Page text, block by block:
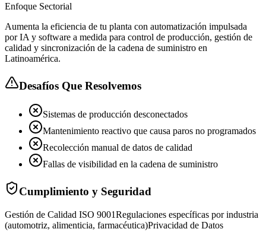
Enfoque Sectorial
Aumenta la eficiencia de tu planta con automatización impulsada
por IA y software a medida para control de producción, gestión de
calidad y sincronización de la cadena de suministro en
Latinoamérica.
Desafíos Que Resolvemos
Sistemas de producción desconectados
Mantenimiento reactivo que causa paros no programados
Recolección manual de datos de calidad
Fallas de visibilidad en la cadena de suministro
Cumplimiento y Seguridad
Gestión de Calidad ISO 9001Regulaciones específicas por industria
(automotriz, alimenticia, farmacéutica)Privacidad de Datos